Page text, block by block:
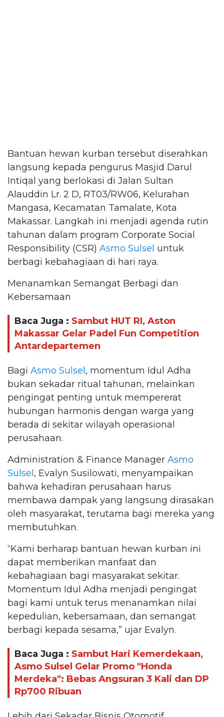
Bantuan hewan kurban tersebut diserahkan
langsung kepada pengurus Masjid Darul
Intiqal yang berlokasi di Jalan Sultan
Alauddin Lr. 2 D, RT03/RW06, Kelurahan
Mangasa, Kecamatan Tamalate, Kota
Makassar. Langkah ini menjadi agenda rutin
tahunan dalam program Corporate Social
Responsibility (CSR) Asmo Sulsel untuk
berbagi kebahagiaan di hari raya.
Menanamkan Semangat Berbagi dan
Kebersamaan
Baca Juga : Sambut HUT RI, Aston
Makassar Gelar Padel Fun Competition
Antardepartemen
Bagi Asmo Sulsel , momentum Idul Adha
bukan sekadar ritual tahunan, melainkan
pengingat penting untuk mempererat
hubungan harmonis dengan warga yang
berada di sekitar wilayah operasional
perusahaan.
Administration & Finance Manager Asmo
Sulsel , Evalyn Susilowati, menyampaikan
bahwa kehadiran perusahaan harus
membawa dampak yang langsung dirasakan
oleh masyarakat, terutama bagi mereka yang
membutuhkan.
“Kami berharap bantuan hewan kurban ini
dapat memberikan manfaat dan
kebahagiaan bagi masyarakat sekitar.
Momentum Idul Adha menjadi pengingat
bagi kami untuk terus menanamkan nilai
kepedulian, kebersamaan, dan semangat
berbagi kepada sesama,” ujar Evalyn.
Baca Juga : Sambut Hari Kemerdekaan,
Asmo Sulsel Gelar Promo "Honda
Merdeka": Bebas Angsuran 3 Kali dan DP
Rp700 Ribuan